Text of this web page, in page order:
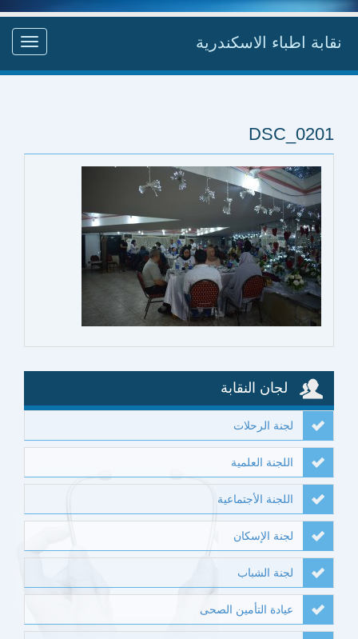
نقابة اطباء الاسكندرية
DSC_0201
لجان النقابة
لجنة الرحلات
اللجنة العلمية
اللجنة الأجتماعية
لجنة الإسكان
لجنة الشباب
عيادة التأمين الصحى